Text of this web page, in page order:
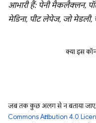
आभारी हैं: पेनी मैकलैक्लन,
मेडिना, पीट लेपेज, जो मेडली,
क्या इस
जब तक कुछ अलग से न बताया जाए,
Commons Attribution 4.0